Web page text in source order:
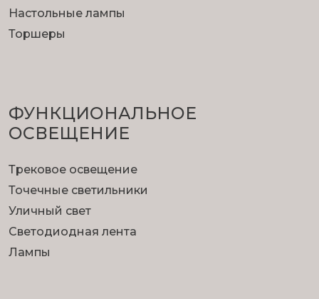
Настольные лампы
Торшеры
ФУНКЦИОНА­ЛЬНОЕ
ОСВЕЩЕНИЕ
Трековое освещение
Точечные светильники
Уличный свет
Светодиодная лента
Лампы